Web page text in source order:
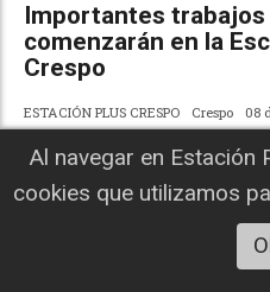
Importantes
comenzarán en la
Crespo
ESTACIÓN PLUS CRESPO Crespo 08
días. La intervención incluye
reparaciones estructurales y
del edificio, con una inversión
Al navegar en Estación
cookies que utilizamos